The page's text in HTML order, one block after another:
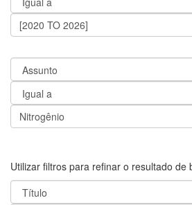
Utilizar filtros para refinar o resultado de